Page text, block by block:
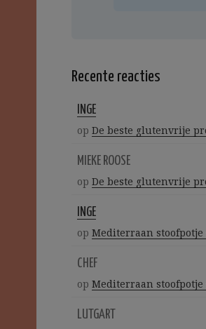
Recente reacties
INGE
op De beste glutenvrije
MIEKE ROOSE
op De beste glutenvrije
INGE
op Mediterraan stoofpotje
CHEF
op Mediterraan stoofpotje
LUTGART